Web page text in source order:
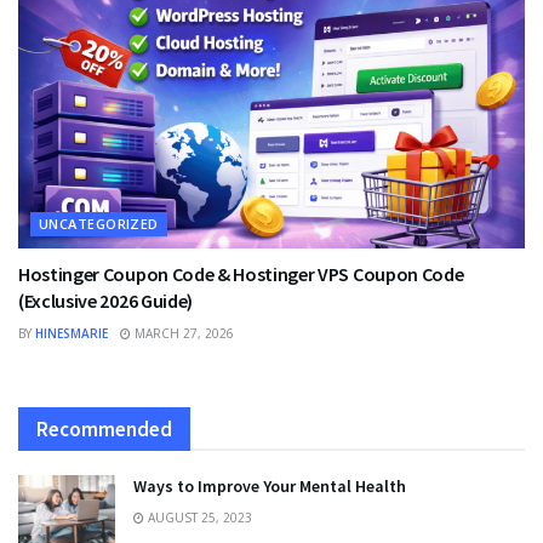
UNCATEGORIZED
Hostinger Coupon Code & Hostinger VPS Coupon Code
(Exclusive 2026 Guide)
BY HINESMARIE MARCH 27, 2026
Recommended
Ways to Improve Your Mental Health
AUGUST 25, 2023